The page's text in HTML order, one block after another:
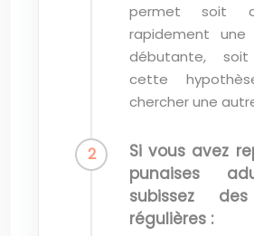
permet soit
rapidement une
débutante, soit
cette
chercher une
Si vous avez
punaises
subissez
régulières :